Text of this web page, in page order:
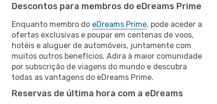
Descontos para membros do eDreams Prime
Enquanto membro do eDreams Prime, pode aceder a
ofertas exclusivas e poupar em centenas de voos,
hotéis e aluguer de automóveis, juntamente com
muitos outros benefícios. Adira à maior comunidade
por subscrição de viagens do mundo e descubra
todas as vantagens do eDreams Prime.
Reservas de última hora com a eDreams